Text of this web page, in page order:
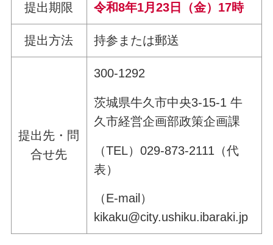
提出期限 令和8年1月23日（金）17時
提出方法 持参または郵送
提出先・問
合せ先
300-1292
茨城県牛久市中央3-15-1 牛
久市経営企画部政策企画課
（TEL）029-873-2111（代
表）
（E-mail）
kikaku@city.ushiku.ibaraki.jp